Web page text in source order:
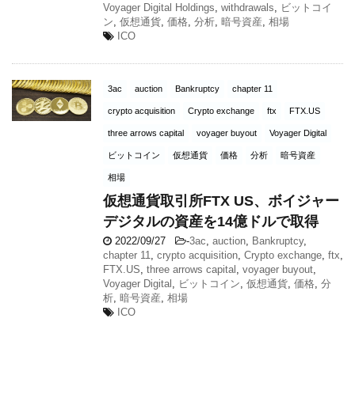
Voyager Digital Holdings withdrawals
ビットコイ
ン 仮想通貨 価格 分析 暗号資産 相場
ICO
3ac auction Bankruptcy chapter 11
crypto acquisition Crypto exchange ftx FTX.US
three arrows capital voyager buyout Voyager Digital
ビットコイン 仮想通貨 価格 分析 暗号資産
相場
仮想通貨取引所FTX US、ボイジャー
デジタルの資産を14億ドルで取得
2022/09/27 -3ac auction Bankruptcy,
chapter 11
crypto acquisition Crypto exchange ftx
FTX.US three arrows capital voyager buyout
Voyager Digital
ビットコイン 仮想通貨 価格 分
析 暗号資産 相場
ICO